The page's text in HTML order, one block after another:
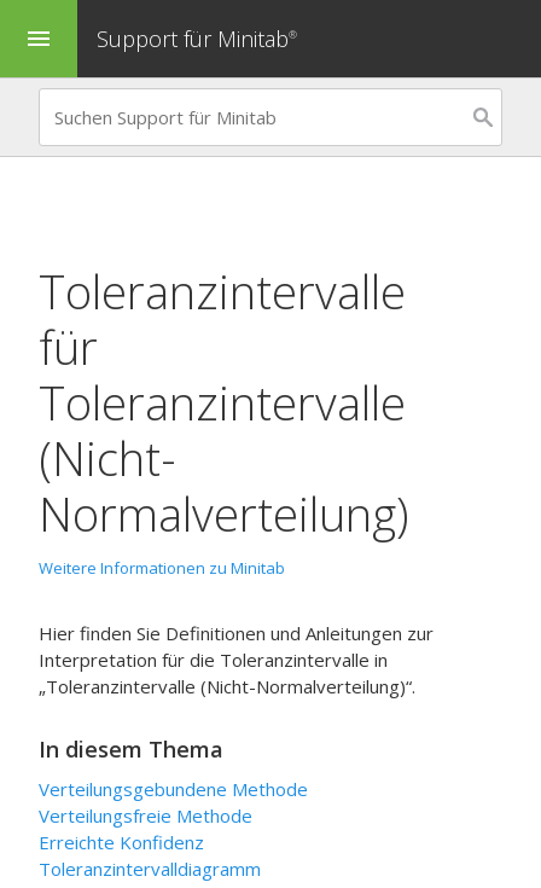
menu Support für Minitab®
Toleranzintervalle
für
Toleranzintervalle
(Nicht-
Normalverteilung)
Weitere Informationen zu Minitab
Hier finden Sie Definitionen und Anleitungen zur
Interpretation für die Toleranzintervalle in
„Toleranzintervalle (Nicht-Normalverteilung)“.
In diesem Thema
Verteilungsgebundene Methode
Verteilungsfreie Methode
Erreichte Konfidenz
Toleranzintervalldiagramm